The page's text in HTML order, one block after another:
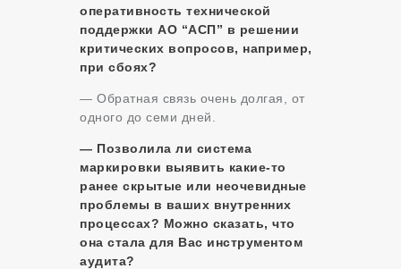
оперативность технической
поддержки АО “АСП” в решении
критических вопросов, например,
при сбоях?
— Обратная связь очень долгая, от
одного до семи дней.
— Позволила ли система
маркировки выявить какие-то
ранее скрытые или неочевидные
проблемы в ваших внутренних
процессах? Можно сказать, что
она стала для Вас инструментом
аудита?